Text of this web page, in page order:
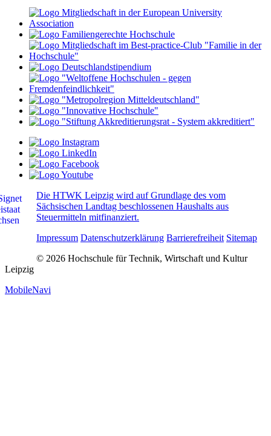
Die HTWK Leipzig wird auf Grundlage des vom
Sächsischen Landtag beschlossenen Haushalts aus
Steuermitteln mitfinanziert.
Impressum Datenschutzerklärung Barrierefreiheit Sitemap
© 2026 Hochschule für Technik, Wirtschaft und Kultur
Leipzig
MobileNavi